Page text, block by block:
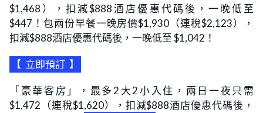
$1,468），扣減$888酒店優惠代碼後，一晚低至
$447！包兩份早餐一晚房價$1,930（連稅$2,123），
扣減$888酒店優惠代碼後，一晚低至 $1,042！
【 立即預訂 】
「豪華客房」，最多2大2小入住，兩日一夜只需
$1,472（連稅$1,620），扣減$888酒店優惠代碼後，